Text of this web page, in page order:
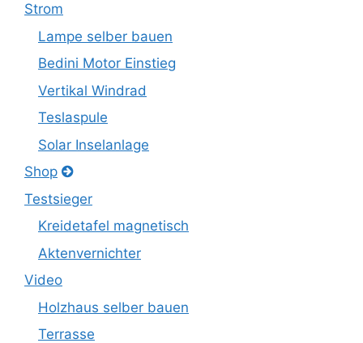
Strom
Lampe selber bauen
Bedini Motor Einstieg
Vertikal Windrad
Teslaspule
Solar Inselanlage
Shop
Testsieger
Kreidetafel magnetisch
Aktenvernichter
Video
Holzhaus selber bauen
Terrasse